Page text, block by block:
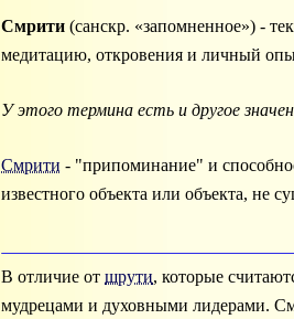
Смрити (санскр. «запомненное») -
медитацию, откровения и личный
У этого термина есть и другое
Cмрити - "припоминание" и
известного объекта или объекта, не
В отличие от шрути, которые
мудрецами и духовными лидерами.